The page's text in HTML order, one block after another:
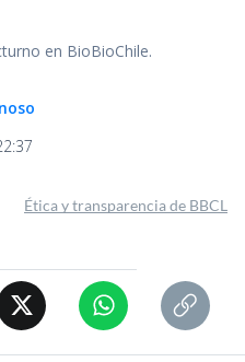
en BioBioChile.
Ética y transparencia de BBCL